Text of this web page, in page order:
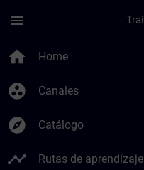
menu
home Home
group_work Canales
explore Catálogo
timeline Rutas de aprendizaje